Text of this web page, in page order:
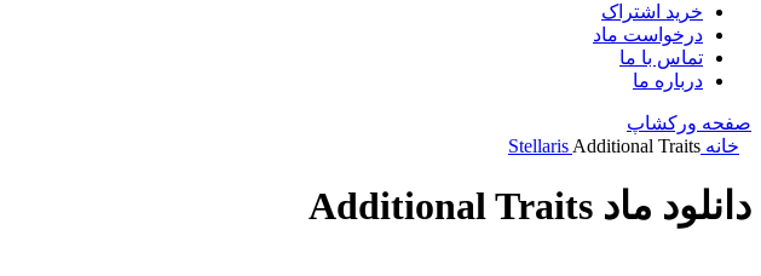
خرید اشتراک
درخواست ماد
تماس با ما
درباره ما
صفحه ورکشاپ
خانه
Stellaris Additional Traits
دانلود ماد Additional Traits